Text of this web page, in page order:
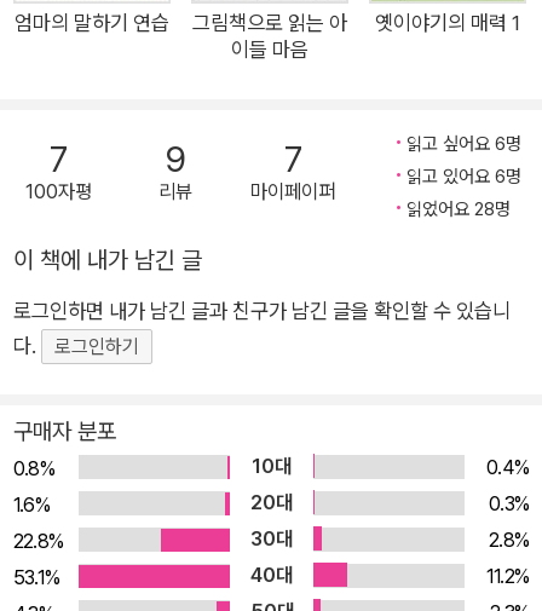
적인 대화가 이어진다. 그러나 결국 엄마와 아들은 서로가 진실로
원하는 것이 무엇인지 확인하고 함께 지킬 약속을 도출하는 성과
하는데...(본문 122쪽 참조) 우왕좌왕, 좌충우돌, 엄마와 아이가
함께 겪은 사춘기와 그것을 극복해 나가는 과정이 생생하게 기록
대화 워크숍을 진행하다 보면, 상상하지 못한 사춘기 자녀들의 반
응과 태도를 겪으며 좌절하고 고통스러워하는 부모를 많이 만난
다. 고등학교 2학년 다솔이 아버지는 딸에게서, "아빠가 나에 대
해서 아는 게 뭐가 있어? 아는 척하지 마. 그정도는 술주정뱅이
톡톡 쏴붙이면서 몰아붙이는데, 얼마나 약이 오르던지 나도 모르
게 '내가 쟤랑 말을 섞으면 사람이 아니다!'라는 생각이 들더군
요."라고 고백합니다. 그때 문득 비폭력대화 워크숍에서, '판단하
거나 평가하지 말고 관찰만 하고 나서, 느낌과 욕구를 잘 들여다
보고 행동을 결정하라.'고 한 선생님의 말이 떠오릅니다. 그래서
엄마의 말하기 연습
그림책으로 읽는 아
이들 마음
옛이야기의 매력 1
7
100자평
9
리뷰
7
마이페이퍼
읽고 싶어요 6명
읽고 있어요 6명
읽었어요 28명
이 책에 내가 남긴 글
로그인하면 내가 남긴 글과 친구가 남긴 글을 확인할 수 있습니
다.
로그인하기
구매자 분포
0.8% 10대
0.4%
1.6%
20대
0.3%
22.8%
30대
2.8%
53.1%
40대
11.2%